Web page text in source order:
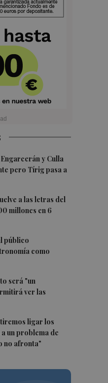
y Culla
pero Tírig pasa a
a las letras del
millones en 6
público
como
será "un
ver las
ligar los
un problema de
no afronta"